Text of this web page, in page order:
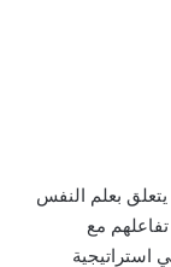
يتعلق بعلم النفس
تفاعلهم مع
استراتيجية